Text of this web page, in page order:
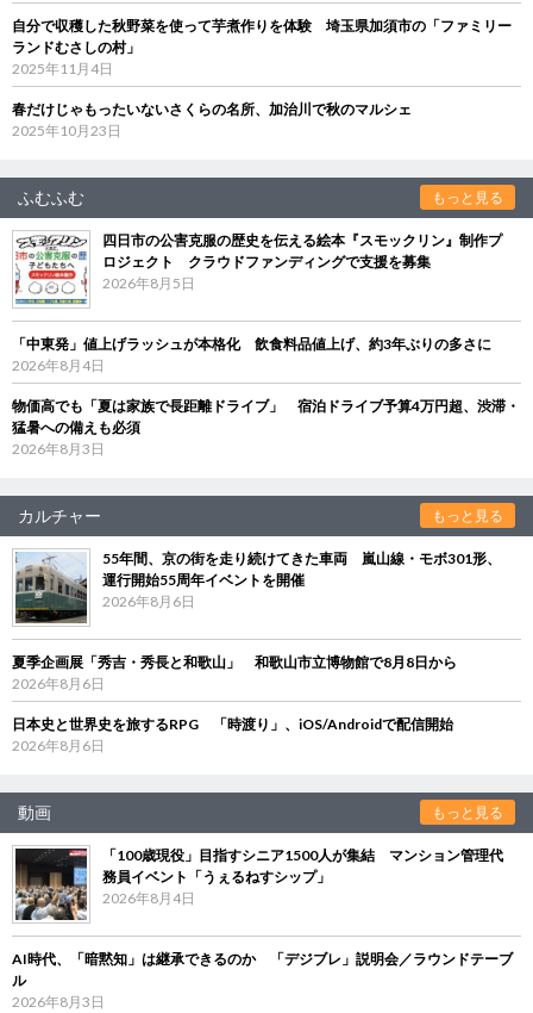
自分で収穫した秋野菜を使って芋煮作りを体験 埼玉県加須市の「ファミリー
ランドむさしの村」
2025年11月4日
春だけじゃもったいないさくらの名所、加治川で秋のマルシェ
2025年10月23日
ふむふむ もっと見る
四日市の公害克服の歴史を伝える絵本『スモックリン』制作プ
ロジェクト クラウドファンディングで支援を募集
2026年8月5日
「中東発」値上げラッシュが本格化 飲食料品値上げ、約3年ぶりの多さに
2026年8月4日
物価高でも「夏は家族で長距離ドライブ」 宿泊ドライブ予算4万円超、渋滞・
猛暑への備えも必須
2026年8月3日
カルチャー もっと見る
55年間、京の街を走り続けてきた車両 嵐山線・モボ301形、
運行開始55周年イベントを開催
2026年8月6日
夏季企画展「秀吉・秀長と和歌山」 和歌山市立博物館で8月8日から
2026年8月6日
日本史と世界史を旅するRPG 「時渡り」、iOS/Androidで配信開始
2026年8月6日
動画 もっと見る
「100歳現役」目指すシニア1500人が集結 マンション管理代
務員イベント「うぇるねすシップ」
2026年8月4日
AI時代、「暗黙知」は継承できるのか 「デジブレ」説明会／ラウンドテーブ
ル
2026年8月3日